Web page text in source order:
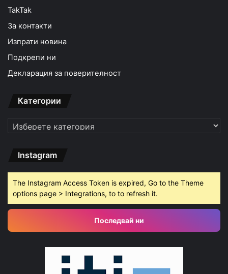
TakTak
За контакти
Изпрати новина
Подкрепи ни
Декларация за поверителност
Категории
Категории
Instagram
The Instagram Access Token is expired, Go to the Theme
options page > Integrations, to to refresh it.
Последвай ни